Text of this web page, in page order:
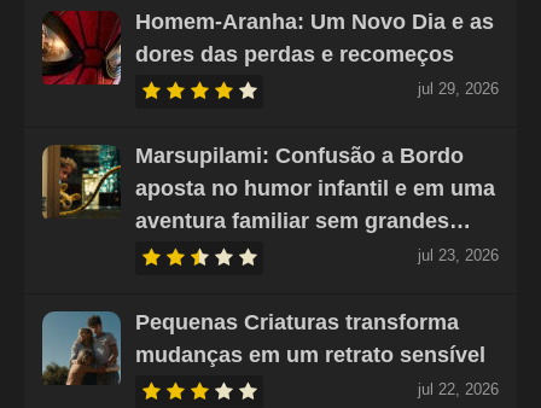
Homem-Aranha: Um Novo Dia e as
dores das perdas e recomeços
jul 29, 2026
Marsupilami: Confusão a Bordo
aposta no humor infantil e em uma
aventura familiar sem grandes…
jul 23, 2026
Pequenas Criaturas transforma
mudanças em um retrato sensível
jul 22, 2026